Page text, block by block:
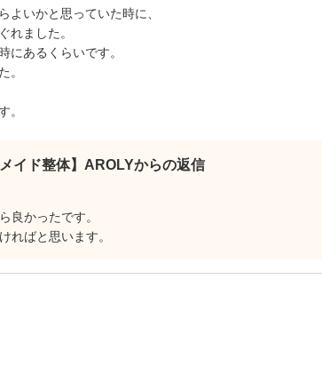
よいかと思っていた時に、
れました。
にあるくらいです。
。
。
メイド整体】AROLYからの返信
良かったです。
ればと思います。